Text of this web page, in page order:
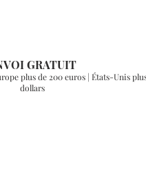
GRATUIT
plus de 200 euros | États-Unis
dollars